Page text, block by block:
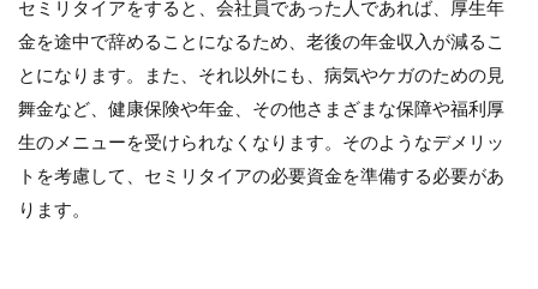
セミリタイアをすると、会社員であった人であれば、厚生年
金を途中で辞めることになるため、老後の年金収入が減るこ
とになります。また、それ以外にも、病気やケガのための見
舞金など、健康保険や年金、その他さまざまな保障や福利厚
生のメニューを受けられなくなります。そのようなデメリッ
トを考慮して、セミリタイアの必要資金を準備する必要があ
ります。